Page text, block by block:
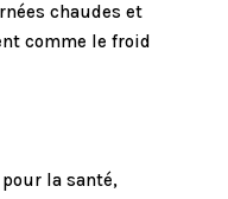
chaudes et
comme le froid
la santé,